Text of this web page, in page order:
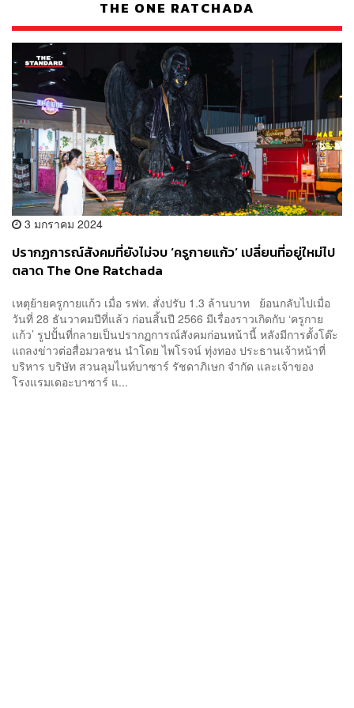
THE ONE RATCHADA
3 มกราคม 2024
ปรากฏการณ์สังคมที่ยังไม่จบ ‘ครูกายแก้ว’ เปลี่ยนที่อยู่ใหม่ไป
ตลาด The One Ratchada
เหตุย้ายครูกายแก้ว เมื่อ รฟท. สั่งปรับ 1.3 ล้านบาท ย้อนกลับไปเมื่อ
วันที่ 28 ธันวาคมปีที่แล้ว ก่อนสิ้นปี 2566 มีเรื่องราวเกิดกับ ‘ครูกาย
แก้ว’ รูปปั้นที่กลายเป็นปรากฏการณ์สังคมก่อนหน้านี้ หลังมีการตั้งโต๊ะ
แถลงข่าวต่อสื่อมวลชน นำโดย ไพโรจน์ ทุ่งทอง ประธานเจ้าหน้าที่
บริหาร บริษัท สวนลุมไนท์บาซาร์ รัชดาภิเษก จำกัด และเจ้าของ
โรงแรมเดอะบาซาร์ แ...